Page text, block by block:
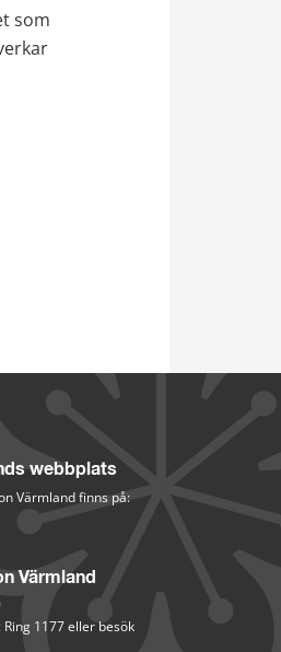
som
webbplats
Värmland finns på:
Värmland
1177 eller besök